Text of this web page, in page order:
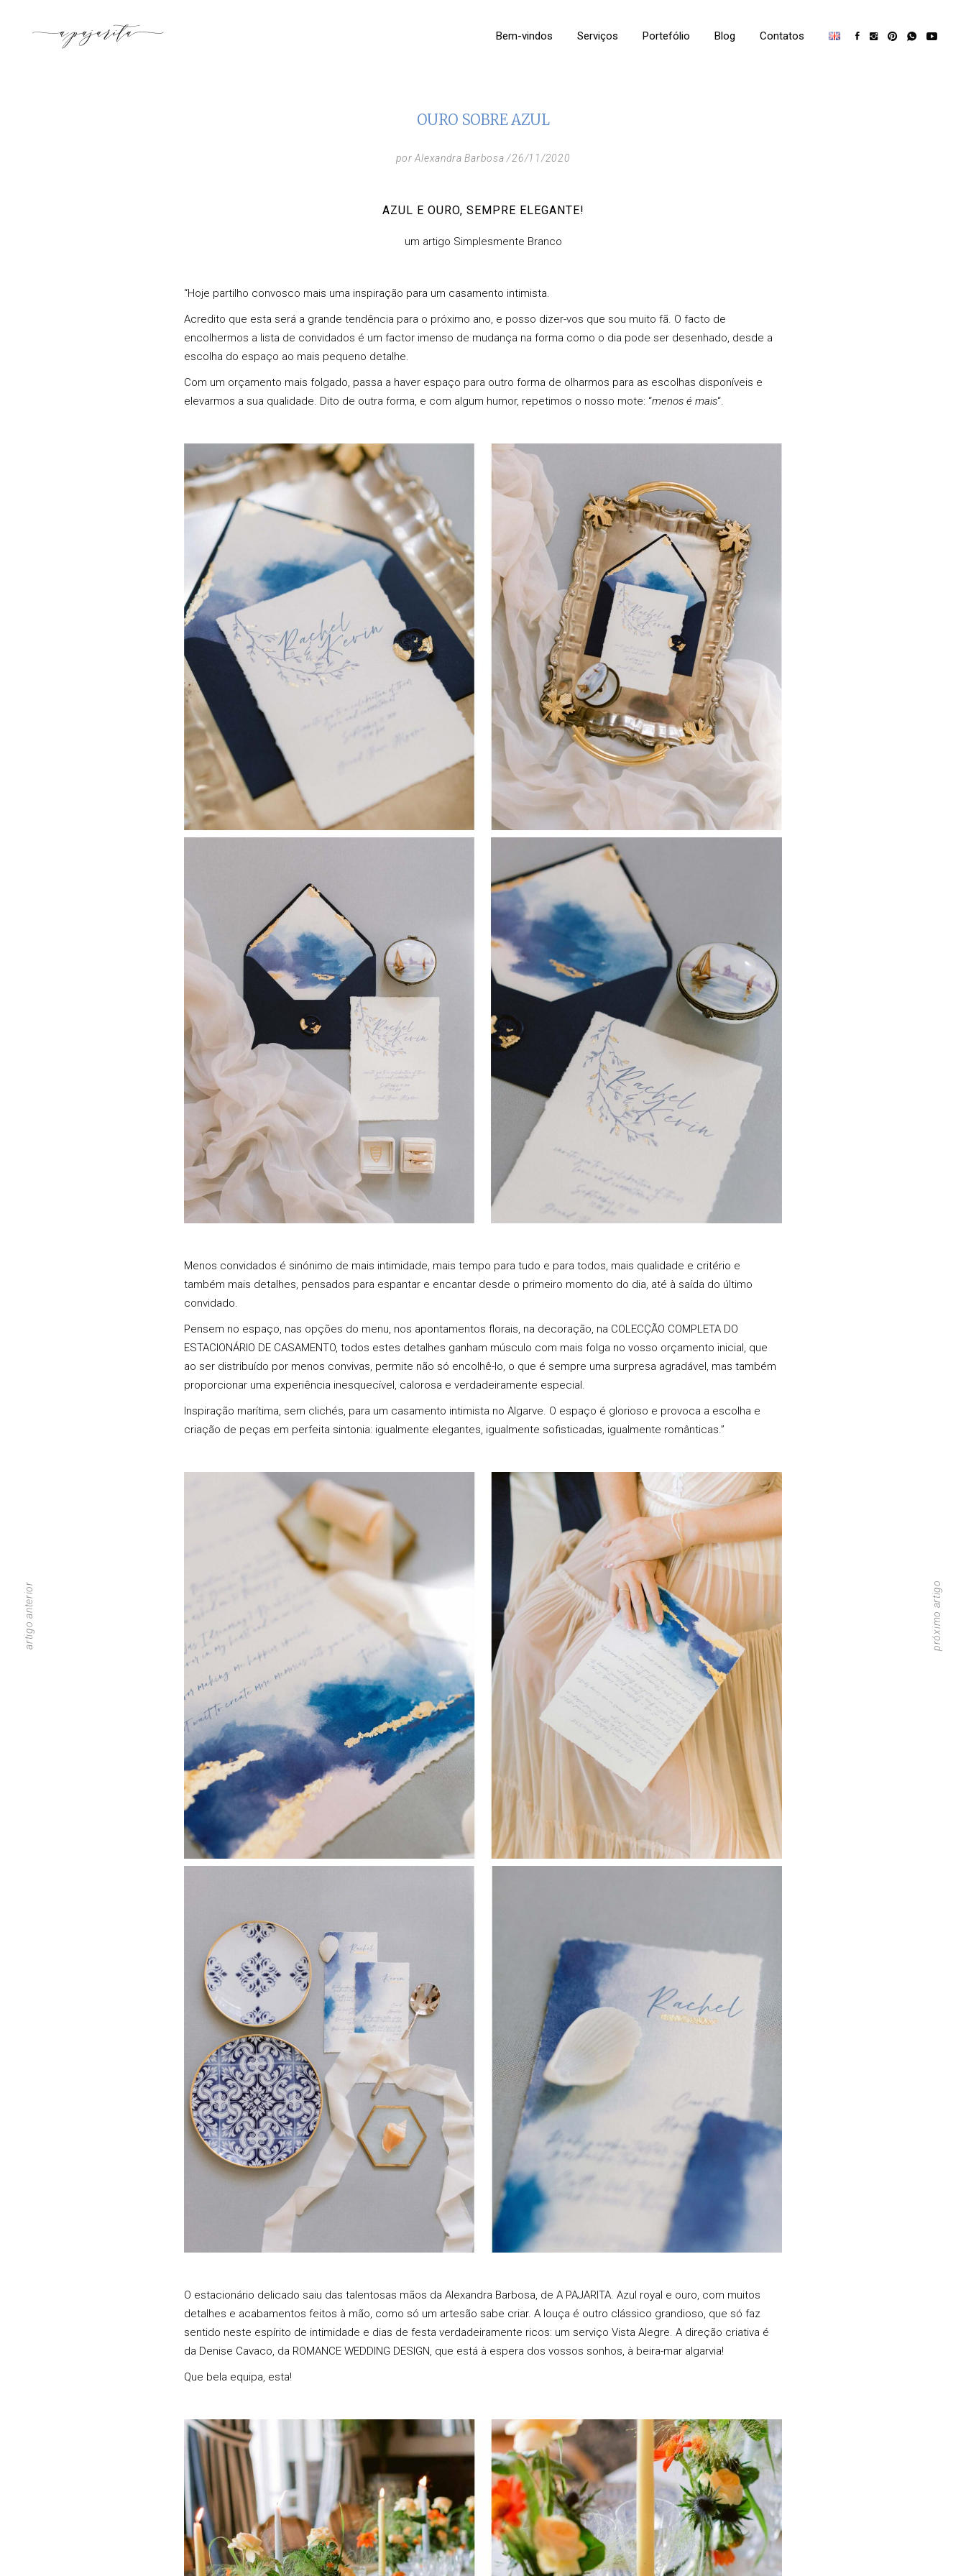
Bem-vindos Serviços Portefólio Blog Contatos
OURO SOBRE AZUL
porAlexandra Barbosa 26/11/2020
AZUL E OURO, SEMPRE ELEGANTE!
um artigo Simplesmente Branco
“Hoje partilho convosco mais uma inspiração para um casamento intimista.
Acredito que esta será a grande tendência para o próximo ano, e posso dizer-vos que sou muito fã. O facto de
encolhermos a lista de convidados é um factor imenso de mudança na forma como o dia pode ser desenhado, desde a
escolha do espaço ao mais pequeno detalhe.
Com um orçamento mais folgado, passa a haver espaço para outro forma de olharmos para as escolhas disponíveis e
elevarmos a sua qualidade. Dito de outra forma, e com algum humor, repetimos o nosso mote: “menos é mais“.
Menos convidados é sinónimo de mais intimidade, mais tempo para tudo e para todos, mais qualidade e critério e
também mais detalhes, pensados para espantar e encantar desde o primeiro momento do dia, até à saída do último
convidado.
Pensem no espaço, nas opções do menu, nos apontamentos florais, na decoração, na COLECÇÃO COMPLETA DO
ESTACIONÁRIO DE CASAMENTO, todos estes detalhes ganham músculo com mais folga no vosso orçamento inicial, que
ao ser distribuído por menos convivas, permite não só encolhê-lo, o que é sempre uma surpresa agradável, mas também
proporcionar uma experiência inesquecível, calorosa e verdadeiramente especial.
Inspiração marítima, sem clichés, para um casamento intimista no Algarve. O espaço é glorioso e provoca a escolha e
criação de peças em perfeita sintonia: igualmente elegantes, igualmente sofisticadas, igualmente românticas.”
O estacionário delicado saiu das talentosas mãos da Alexandra Barbosa, de A PAJARITA. Azul royal e ouro, com muitos
detalhes e acabamentos feitos à mão, como só um artesão sabe criar. A louça é outro clássico grandioso, que só faz
sentido neste espírito de intimidade e dias de festa verdadeiramente ricos: um serviço Vista Alegre. A direção criativa é
da Denise Cavaco, da ROMANCE WEDDING DESIGN, que está à espera dos vossos sonhos, à beira-mar algarvia!
Que bela equipa, esta!
artigo anterior próximo artigo